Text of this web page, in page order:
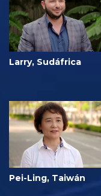
Larry, Sudáfrica
Pei-Ling, Taiwán